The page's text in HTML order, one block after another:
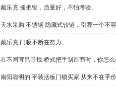
戴乐克 摇把锁，质量好，不怕考验。
天水采购 不锈钢 隐藏式铰链，引荐一个不
戴乐克 门吸不断在努力
在不同宜昌寻找 桥式把手制造商时，你怎
南阳聪明的 平装活板门锁买家 从来不在乎